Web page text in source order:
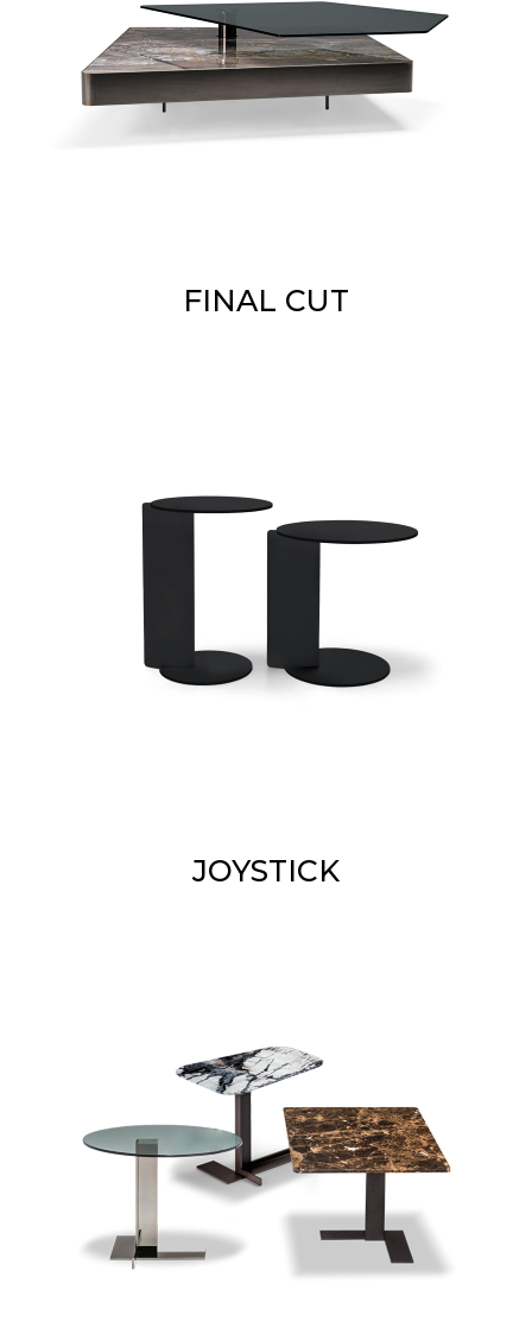
FINAL CUT
JOYSTICK